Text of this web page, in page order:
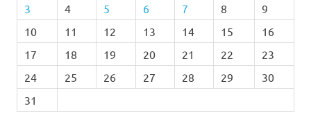
3
4 5 6 7 8
9
10
11 12 13 14 15
16
17
18 19 20 21 22
23
24
25 26 27 28 29
30
31